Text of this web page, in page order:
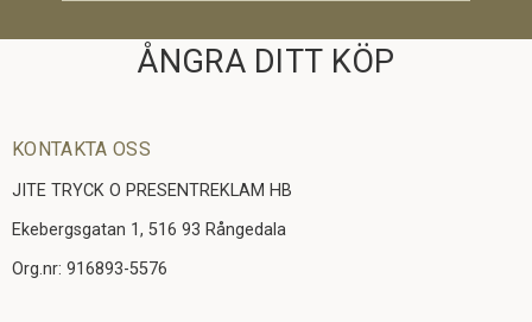
ÅNGRA DITT KÖP
KONTAKTA OSS
JITE TRYCK O PRESENTREKLAM HB
Ekebergsgatan 1, 516 93 Rångedala
Org.nr: 916893-5576